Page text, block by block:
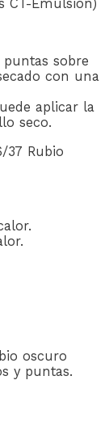
CT-Emulsión)
sobre
con una
aplicar la
seco.
37 Rubio
oscuro
y puntas.